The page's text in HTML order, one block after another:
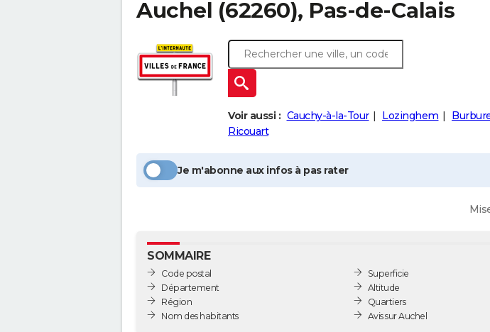
Auchel (62260), Pas-de-Calais
Voir aussi : Cauchy-à-la-Tour Lozinghem
Ricouart
Je m'abonne aux infos à pas rater
SOMMAIRE
Code postal
Département
Région
Nom des habitants
Superficie
Altitude
Quartiers
Avis sur Auchel